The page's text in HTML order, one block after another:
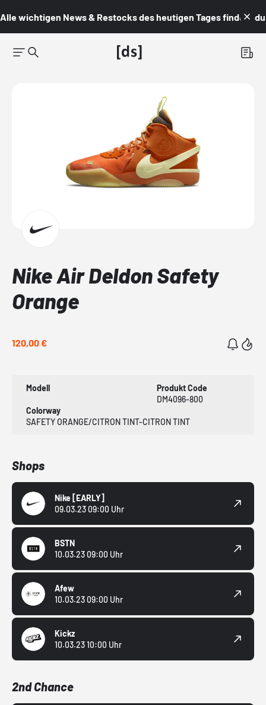
Alle wichtigen News & Restocks des heutigen Tages findest du
Nike Air Deldon Safety
Orange
120,00 €
Modell
Produkt Code
DM4096-800
Colorway
SAFETY ORANGE/CITRON TINT-CITRON TINT
Shops
Nike [EARLY]
09.03.23 09:00 Uhr
BSTN
10.03.23 09:00 Uhr
Afew
10.03.23 09:00 Uhr
Kickz
10.03.23 10:00 Uhr
2nd Chance